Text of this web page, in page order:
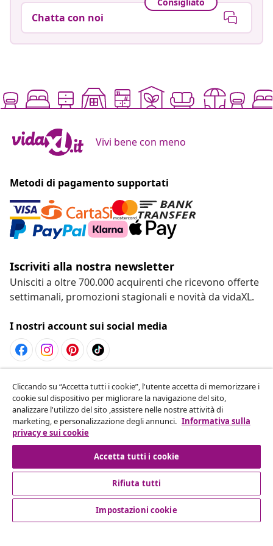
Consigliato
Chatta con noi
Vivi bene con meno
Metodi di pagamento supportati
Iscriviti alla nostra newsletter
Unisciti a oltre 700.000 acquirenti che ricevono offerte
settimanali, promozioni stagionali e novità da vidaXL.
I nostri account sui social media
Recesso dal contratto
Invia una richiesta di recesso per il tuo ordine.
Recesso dal contratto
Aziende
Cliccando su “Accetta tutti i cookie”, l'utente accetta di memorizzare i
cookie sul dispositivo per migliorare la navigazione del sito,
analizzare l'utilizzo del sito ,assistere nelle nostre attività di
marketing, e personalizzazione degli annunci. Informativa sulla
privacy e sui cookie
Accetta tutti i cookie
Rifiuta tutti
Impostazioni cookie